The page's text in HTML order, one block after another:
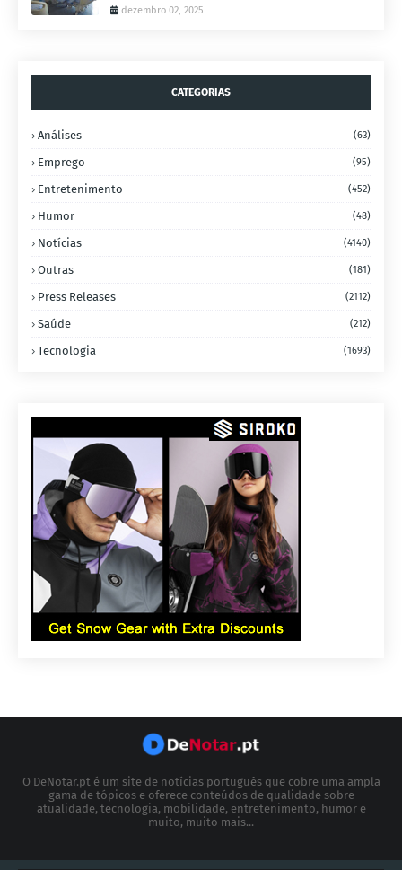
dezembro 02, 2025
CATEGORIAS
Análises (63)
Emprego (95)
Entretenimento (452)
Humor (48)
Notícias (4140)
Outras (181)
Press Releases (2112)
Saúde (212)
Tecnologia (1693)
O DeNotar.pt é um site de notícias português que cobre uma ampla
gama de tópicos e oferece conteúdos de qualidade sobre
atualidade, tecnologia, mobilidade, entretenimento, humor e
muito, muito mais...